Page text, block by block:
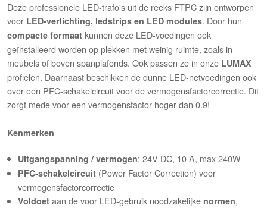
Deze professionele LED-trafo's uit de reeks FTPCzijn ontworpen
voor LED-verlichting, ledstrips en LED modules. Door hun
compacte formaat kunnen deze LED-voedingen ook
geïnstalleerd worden op plekken met weinig ruimte, zoals in
meubels of boven spanplafonds. Ook passen ze in onze LUMAX
profielen. Daarnaast beschikken de dunne LED-netvoedingen ook
over een PFC-schakelcircuit voor de vermogensfactorcorrectie. Dit
zorgt mede voor een vermogensfactor hoger dan 0.9!
Kenmerken
Uitgangspanning / vermogen: 24V DC, 10 A, max 240W
PFC-schakelcircuit (Power Factor Correction) voor
vermogensfactorcorrectie
Voldoet aan de voor LED-gebruik noodzakelijke normen,